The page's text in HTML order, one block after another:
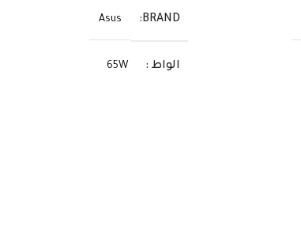
BRAND
Asus
الواط 65W